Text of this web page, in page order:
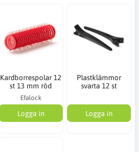
Kardborrespolar 12
st 13 mm röd
Efalock
Logga in
Plastklämmor
svarta 12 st
Logga in